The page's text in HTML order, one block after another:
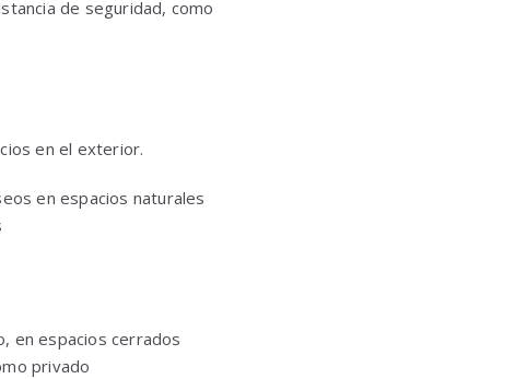
de seguridad, como
en el exterior.
en espacios naturales
en espacios cerrados
privado